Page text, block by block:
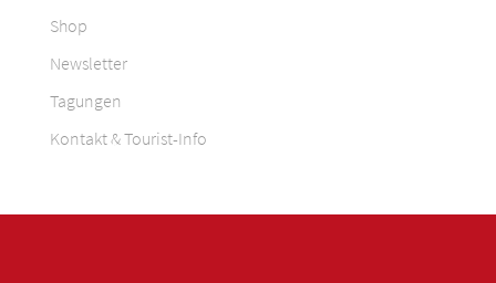
Shop
Newsletter
Tagungen
Kontakt & Tourist-Info